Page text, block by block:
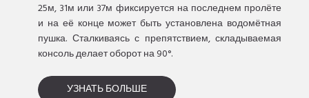
25м, 31м или 37м фиксируется на последнем пролёте
и на её конце может быть установлена водомётная
пушка. Сталкиваясь с препятствием, складываемая
консоль делает оборот на 90°.
УЗНАТЬ БОЛЬШЕ